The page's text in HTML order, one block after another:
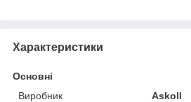
Характеристики
Основні
Виробник
Askoll